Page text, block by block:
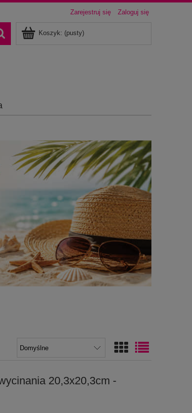
Zarejestruj się Zaloguj się
Koszyk: (pusty)
20,3x20,3cm -